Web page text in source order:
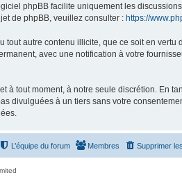
phpBB facilite uniquement les
de phpBB, veuillez consulter : https://
autre contenu illicite, que ce soit en vertu
avec une notification à votre
tout moment, à notre seule discrétion. En
divulguées à un tiers sans votre
Supprimer
Membres
L’équipe du forum